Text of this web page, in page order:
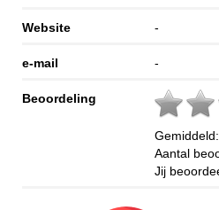
Website -
e-mail -
Beoordeling
Gemiddeld:
Aantal
Jij